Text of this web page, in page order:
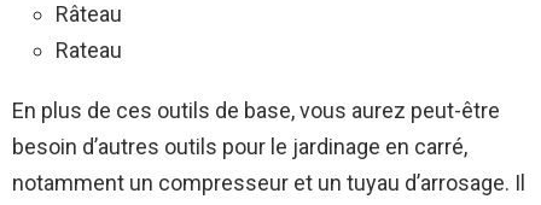
Râteau
Rateau
En plus de ces outils de base, vous aurez peut-être
besoin d’autres outils pour le jardinage en carré,
notamment un compresseur et un tuyau d’arrosage. Il